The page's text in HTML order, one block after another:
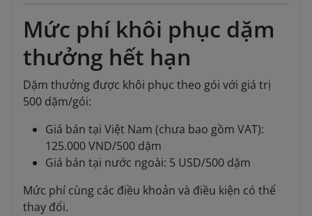
Mức phí khôi phục dặm
thưởng hết hạn
Dặm thưởng được khôi phục theo gói với giá trị
500 dặm/gói:
Giá bán tại Việt Nam (chưa bao gồm VAT):
125.000 VND/500 dặm
Giá bán tại nước ngoài: 5 USD/500 dặm
Mức phí cùng các điều khoản và điều kiện có thể
thay đổi.